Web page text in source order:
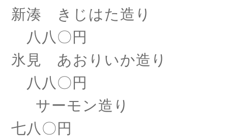
新湊 きじはた造り
八八〇円
氷見 あおりいか造り
八八〇円
サーモン造り
七八〇円